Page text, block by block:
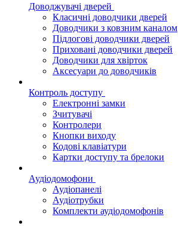
Доводжувачі дверей
Класичні доводчики дверей
Доводчики з ковзним каналом
Підлогові доводчики дверей
Приховані доводчики дверей
Доводчики для хвірток
Аксесуари до доводчиків
Контроль доступу
Електронні замки
Зчитувачі
Контролери
Кнопки виходу
Кодові клавіатури
Картки доступу та брелоки
Аудіодомофони
Аудіопанелі
Аудіотрубки
Комплекти аудіодомофонів